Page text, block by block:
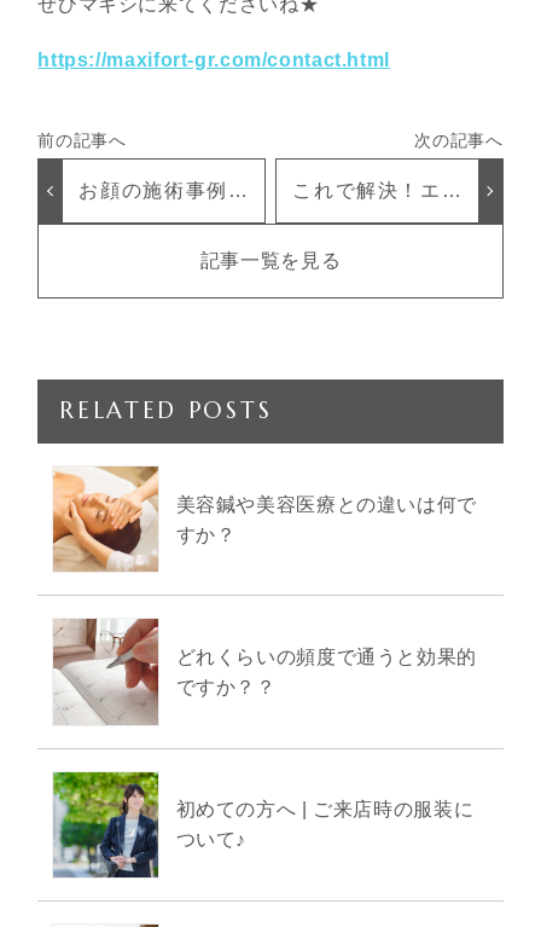
ぜひマキシに来てくださいね★
https://maxifort-gr.com/contact.html
お顔の施術事例☆
途中経過をご紹介
これで解決！エラ
張りには 【コル
ギ】
記事一覧を見る
RELATED POSTS
美容鍼や美容医療との違いは何で
すか？
どれくらいの頻度で通うと効果的
ですか？？
初めての方へ | ご来店時の服装に
ついて♪